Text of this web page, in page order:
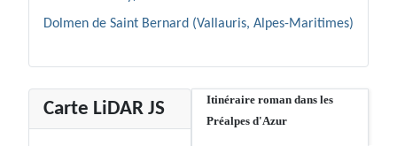
Dolmen de Saint Bernard (Vallauris, Alpes-Maritimes)
Carte LiDAR JS
Itinéraire roman dans les
Préalpes d'Azur